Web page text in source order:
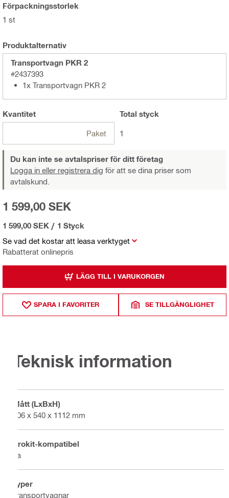
Förpackningsstorlek
1 st
Produktalternativ
Transportvagn PKR 2
#2437393
1x Transportvagn PKR 2
Kvantitet
Paket
Total styck
1
Du kan inte se avtalspriser för ditt företag
Logga in eller registrera dig för att se dina priser som
avtalskund.
Se vad det kostar att leasa verktyget
Rabatterat onlinepris
1 599,00 SEK
1 599,00 SEK / 1 Styck
LÄGG TILL I VARUKORGEN
SPARA I FAVORITER SE TILLGÄNGLIGHET
Teknisk information
Mått (LxBxH)
306 x 540 x 1112 mm
Prokit-kompatibel
Ja
Typer
Transportvagnar